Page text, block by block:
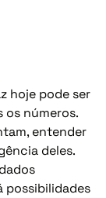
hoje pode ser
os números.
entender
deles.
possibilidades